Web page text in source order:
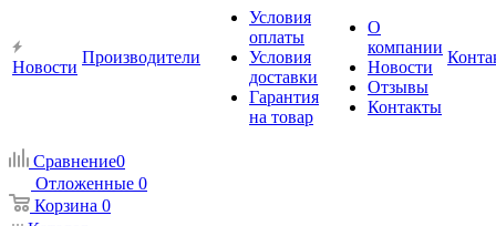
Новости
Производители
Условия
оплаты
Условия
доставки
Гарантия
на товар
О
компании
Новости
Отзывы
Контакты
Сравнение0
Отложенные 0
Корзина 0